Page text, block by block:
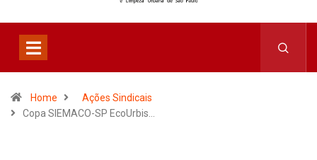
Home
Ações Sindicais
Copa SIEMACO-SP EcoUrbis…